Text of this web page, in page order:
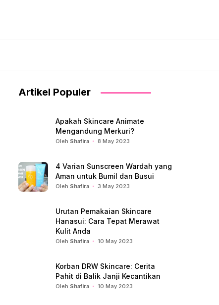
Artikel Populer
Apakah Skincare Animate
Mengandung Merkuri?
Oleh Shafira 8 May 2023
4 Varian Sunscreen Wardah yang
Aman untuk Bumil dan Busui
Oleh Shafira 3 May 2023
Urutan Pemakaian Skincare
Hanasui: Cara Tepat Merawat
Kulit Anda
Oleh Shafira 10 May 2023
Korban DRW Skincare: Cerita
Pahit di Balik Janji Kecantikan
Oleh Shafira 10 May 2023